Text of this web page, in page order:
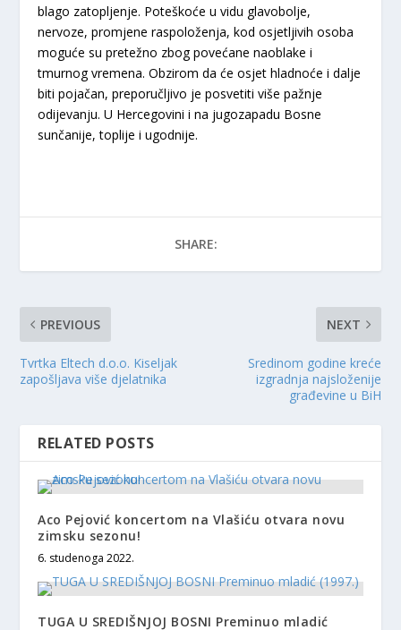
blago zatopljenje. Poteškoće u vidu glavobolje,
nervoze, promjene raspoloženja, kod osjetljivih osoba
moguće su pretežno zbog povećane naoblake i
tmurnog vremena. Obzirom da će osjet hladnoće i dalje
biti pojačan, preporučljivo je posvetiti više pažnje
odijevanju. U Hercegovini i na jugozapadu Bosne
sunčanije, toplije i ugodnije.
SHARE:
PREVIOUS
Tvrtka Eltech d.o.o. Kiseljak
zapošljava više djelatnika
NEXT
Sredinom godine kreće
izgradnja najsloženije
građevine u BiH
RELATED POSTS
Aco Pejović koncertom na Vlašiću otvara novu
zimsku sezonu!
6. studenoga 2022.
TUGA U SREDIŠNJOJ BOSNI Preminuo mladić